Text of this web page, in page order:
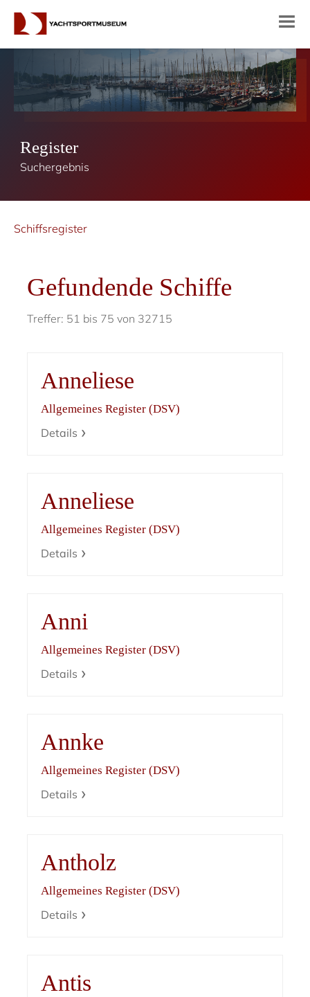
Register
Suchergebnis
Schiffsregister
Gefundende Schiffe
Treffer: 51 bis 75 von 32715
Anneliese
Allgemeines Register (DSV)
Details
Anneliese
Allgemeines Register (DSV)
Details
Anni
Allgemeines Register (DSV)
Details
Annke
Allgemeines Register (DSV)
Details
Antholz
Allgemeines Register (DSV)
Details
Antis